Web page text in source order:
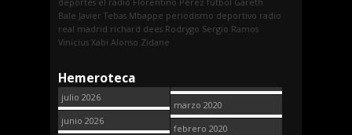
Bale Javier Tebas Mbappe periodismo deportivo radio
real madrid richard dees Rodrygo Sergio Ramos
Vinicius Xabi Alonso Zidane
Hemeroteca
julio 2026
junio 2026
marzo 2020
febrero 2020